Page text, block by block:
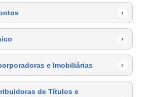
›
›
e Imobiliárias ›
de Títulos e